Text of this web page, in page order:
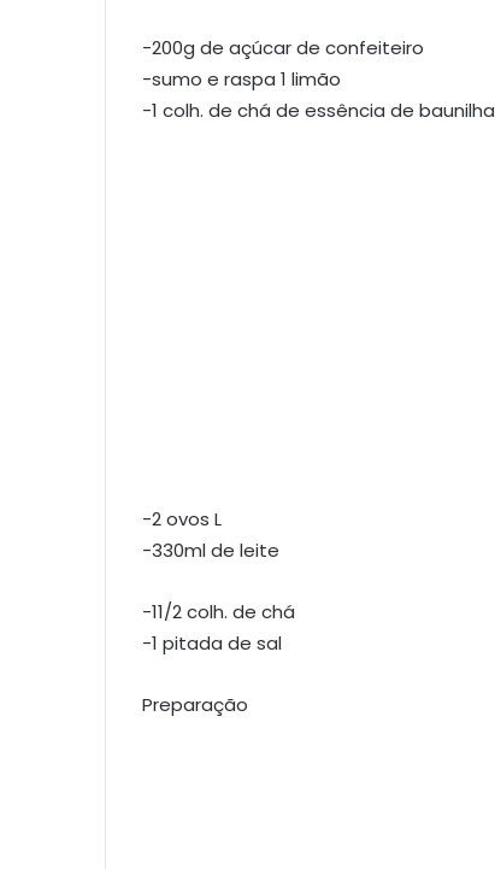
-200g de açúcar de confeiteiro
-sumo e raspa 1 limão
-1 colh. de chá de essência de baunilha
-2 ovos L
-330ml de leite
-11/2 colh. de chá
-1 pitada de sal
Preparação